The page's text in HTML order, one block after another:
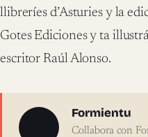
llibreríes d’Asturies y la
Gotes Ediciones y ta
escritor Raúl Alonso.
Sobre l'autor
Formientu
Collabora con